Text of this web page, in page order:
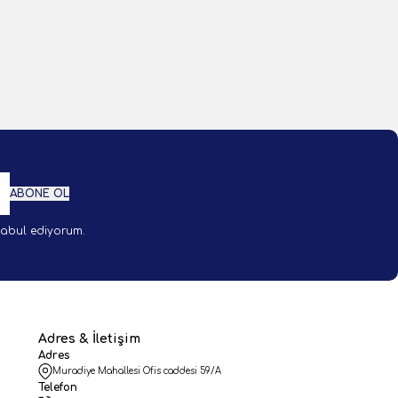
ABONE OL
ediyorum.
Adres & İletişim
Adres
Muradiye Mahallesi Ofis caddesi 59/A
Telefon